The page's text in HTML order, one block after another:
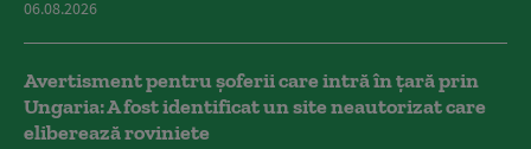
06.08.2026
Avertisment pentru șoferii care intră în țară prin
Ungaria: A fost identificat un site neautorizat care
eliberează roviniete